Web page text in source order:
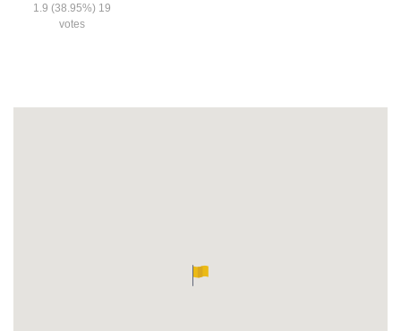
1.9 (38.95%) 19
votes